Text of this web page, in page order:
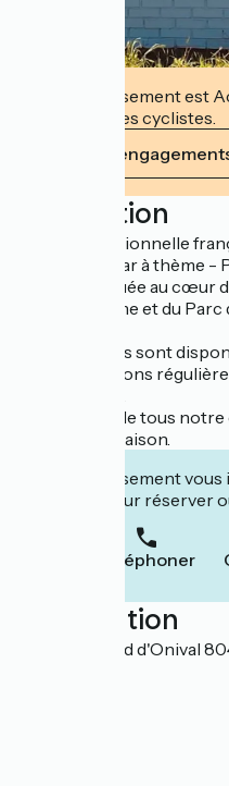
Cet établissement est
accueillir des cyclistes.
Voir ses
Description
Cuisine traditionnelle
Brasserie - Bar à thème -
Brasserie située au cœur
baie de Somme et du
Tous nos plats sont
Nous changeons
Pour le bien de tous
courts et de saison.
Cet établissement
leur site pour réserver
Téléphoner
Localisation
220 Boulevard d'Onival